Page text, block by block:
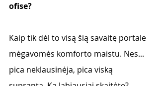
ofise?
Kaip tik dėl to visą šią savaitę portale
mėgavomės komforto maistu. Nes...
pica neklausinėja, pica viską